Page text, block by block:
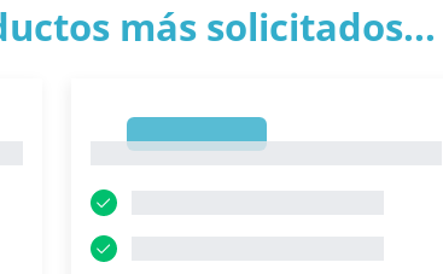
más solicitados...